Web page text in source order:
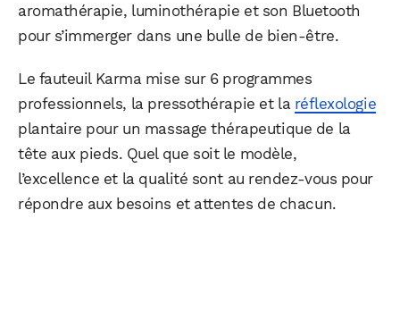
aromathérapie, luminothérapie et son Bluetooth
pour s’immerger dans une bulle de bien-être.
Le fauteuil Karma mise sur 6 programmes
professionnels, la pressothérapie et la réflexologie
plantaire pour un massage thérapeutique de la
tête aux pieds. Quel que soit le modèle,
l’excellence et la qualité sont au rendez-vous pour
répondre aux besoins et attentes de chacun.